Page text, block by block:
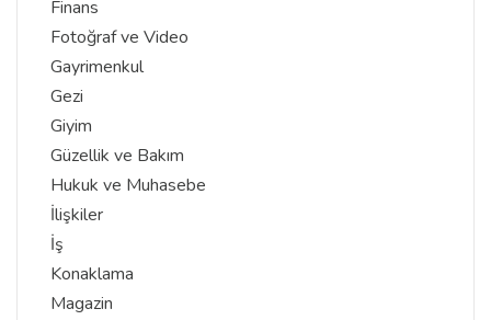
Finans
Fotoğraf ve Video
Gayrimenkul
Gezi
Giyim
Güzellik ve Bakım
Hukuk ve Muhasebe
İlişkiler
İş
Konaklama
Magazin